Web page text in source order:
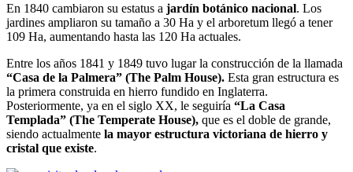
En 1840 cambiaron su estatus a jardín botánico nacional. Los
jardines ampliaron su tamaño a 30 Ha y el arboretum llegó a tener
109 Ha, aumentando hasta las 120 Ha actuales.
Entre los años 1841 y 1849 tuvo lugar la construcción de la llamada
“Casa de la Palmera” (The Palm House). Esta gran estructura es
la primera construida en hierro fundido en Inglaterra.
Posteriormente, ya en el siglo XX, le seguiría “La Casa
Templada” (The Temperate House), que es el doble de grande,
siendo actualmente la mayor estructura victoriana de hierro y
cristal que existe.